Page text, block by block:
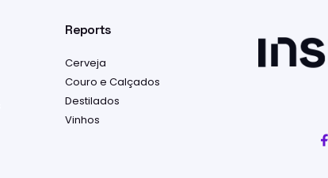
Reports
Cerveja
Couro e Calçados
Destilados
Vinhos